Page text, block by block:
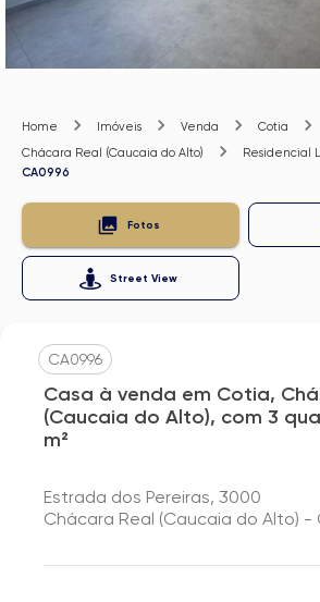
Home Imóveis Venda
Cotia
Chácara Real (Caucaia do Alto)
Residencial
CA0996
Fotos
Street View
CA0996
Casa à venda em Cotia,
(Caucaia do Alto), com 3
m²
Estrada dos Pereiras, 3000
Chácara Real (Caucaia do Alto) -